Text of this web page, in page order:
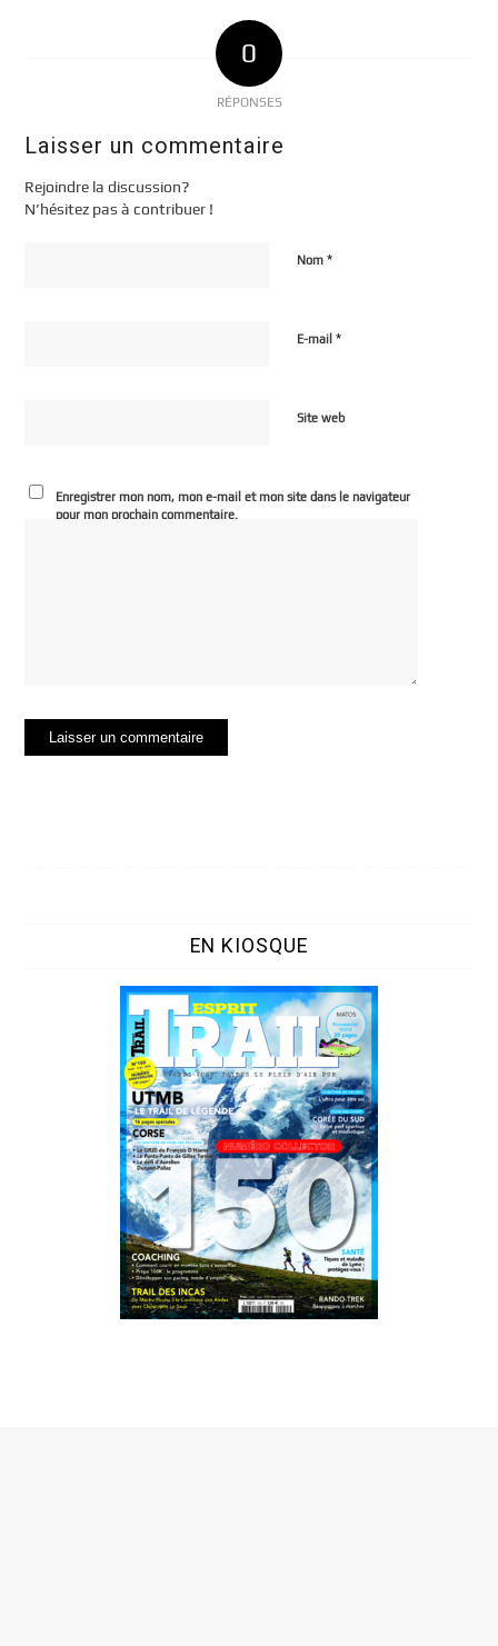
0
RÉPONSES
Laisser un commentaire
Rejoindre la discussion?
N’hésitez pas à contribuer !
Nom*
E-mail*
Site web
Enregistrer mon nom, mon e-mail et mon site dans le navigateur
pour mon prochain commentaire.
EN KIOSQUE